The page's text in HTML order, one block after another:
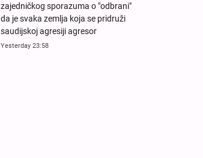
zajedničkog sporazuma o "odbrani"
da je svaka zemlja koja se pridruži
saudijskoj agresiji agresor
Yesterday 23:58